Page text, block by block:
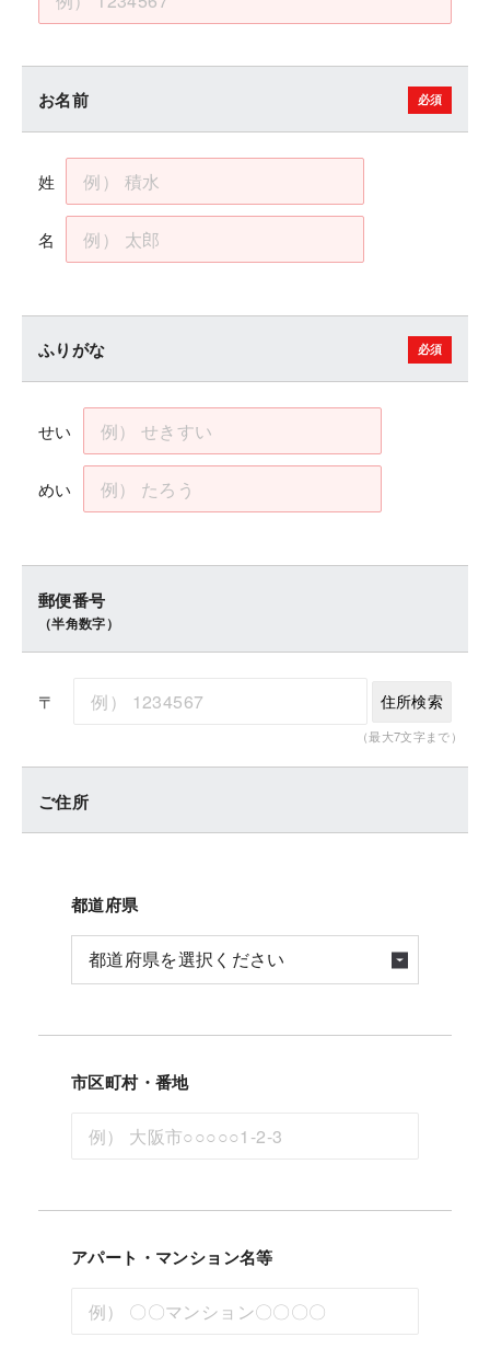
お名前
姓
名
ふりがな
せい
めい
郵便番号
（半角数字）
〒
（最大7文字まで）
住所検索
ご住所
都道府県
市区町村・番地
アパート・マンション名等